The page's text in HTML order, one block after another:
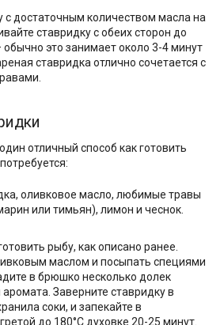
с достаточным количеством масла на
ставридку с обеих сторон до
обычно это занимает около 3-4 минут
ставридка отлично сочетается с
отличный способ как готовить
оливковое масло, любимые травы
или тимьян), лимон и чеснок.
рыбу, как описано ранее.
маслом и посыпать специями
в брюшко несколько долек
Заверните ставридку в
соки, и запекайте в
до 180°С духовке 20-25 минут.